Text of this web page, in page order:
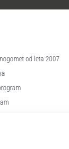
od leta 2007